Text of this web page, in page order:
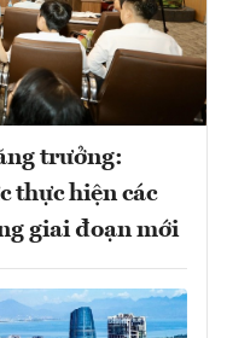
trưởng:
thực hiện các
giai đoạn mới